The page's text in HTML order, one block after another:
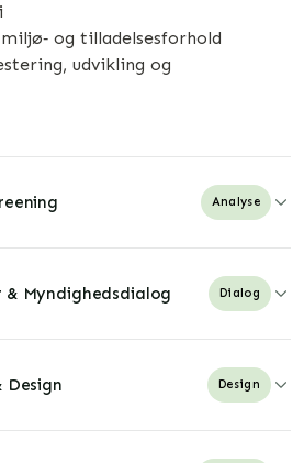
og tilladelsesforhold
udvikling og
Analyse
vurdering af lokationer til
på realistiske rammer for
og vandforsyning, fiber,
& Myndighedsdialog Dialog
dialogen med
gennem hele
Design Design